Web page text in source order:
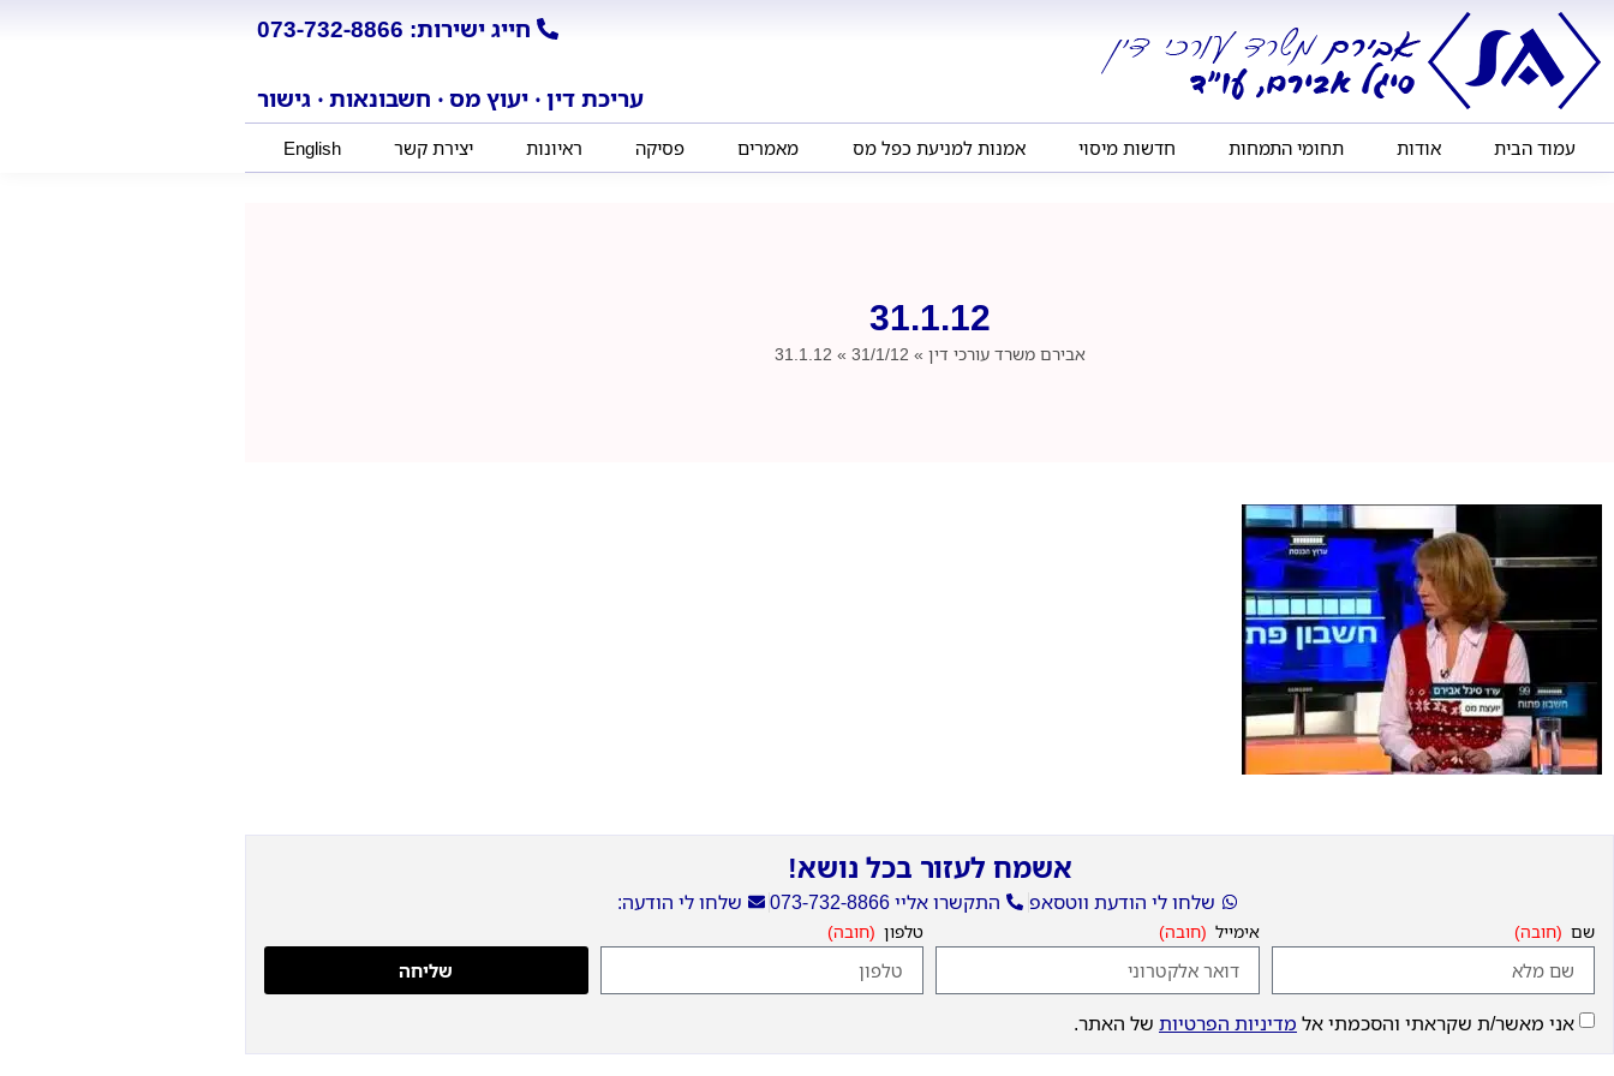
חייג ישירות: 073-732-8866
עריכת דין ‧ יעוץ מס ‧ חשבונאות ‧ גישור
עמוד הבית אודות תחומי התמחות חדשות מיסוי אמנות למניעת כפל מס מאמרים פסיקה ראיונות יצירת קשר English
31.1.12
אבירם משרד עורכי דין »
31/1/12
»
31.1.12
אשמח לעזור בכל נושא!
שלחו לי הודעת ווטסאפ התקשרו אליי 073-732-8866 שלחו לי הודעה:
שם אימייל טלפון
אני מאשר/ת שקראתי והסכמתי אל מדיניות הפרטיות של האתר.
שליחה